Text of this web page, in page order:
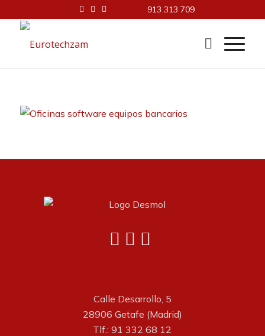
913 313 709
Calle Desarrollo, 5
28906 Getafe (Madrid)
Tlf.: 91 332 68 12